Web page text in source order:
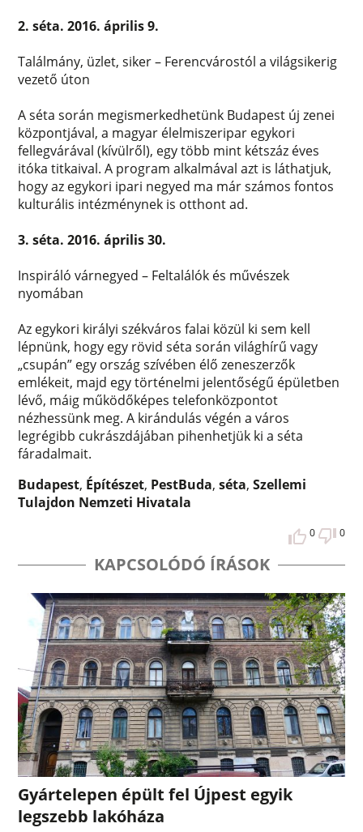
2. séta. 2016. április 9.
Találmány, üzlet, siker – Ferencvárostól a világsikerig
vezető úton
A séta során megismerkedhetünk Budapest új zenei
központjával, a magyar élelmiszeripar egykori
fellegvárával (kívülről), egy több mint kétszáz éves
itóka titkaival. A program alkalmával azt is láthatjuk,
hogy az egykori ipari negyed ma már számos fontos
kulturális intézménynek is otthont ad.
3. séta. 2016. április 30.
Inspiráló várnegyed – Feltalálók és művészek
nyomában
Az egykori királyi székváros falai közül ki sem kell
lépnünk, hogy egy rövid séta során világhírű vagy
„csupán” egy ország szívében élő zeneszerzők
emlékeit, majd egy történelmi jelentőségű épületben
lévő, máig működőképes telefonközpontot
nézhessünk meg. A kirándulás végén a város
legrégibb cukrászdájában pihenhetjük ki a séta
fáradalmait.
Budapest, Építészet, PestBuda,séta,Szellemi
Tulajdon Nemzeti Hivatala
0 0
KAPCSOLÓDÓ ÍRÁSOK
Gyártelepen épült fel Újpest egyik
legszebb lakóháza